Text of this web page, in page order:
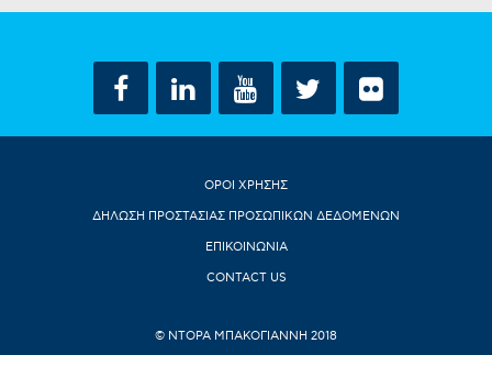
ΟΡΟΙ ΧΡΗΣΗΣ
ΔΗΛΩΣΗ ΠΡΟΣΤΑΣΙΑΣ ΠΡΟΣΩΠΙΚΩΝ ΔΕΔΟΜΕΝΩΝ
ΕΠΙΚΟΙΝΩΝΙΑ
CONTACT US
© ΝΤΟΡΑ ΜΠΑΚΟΓΙΑΝΝΗ 2018